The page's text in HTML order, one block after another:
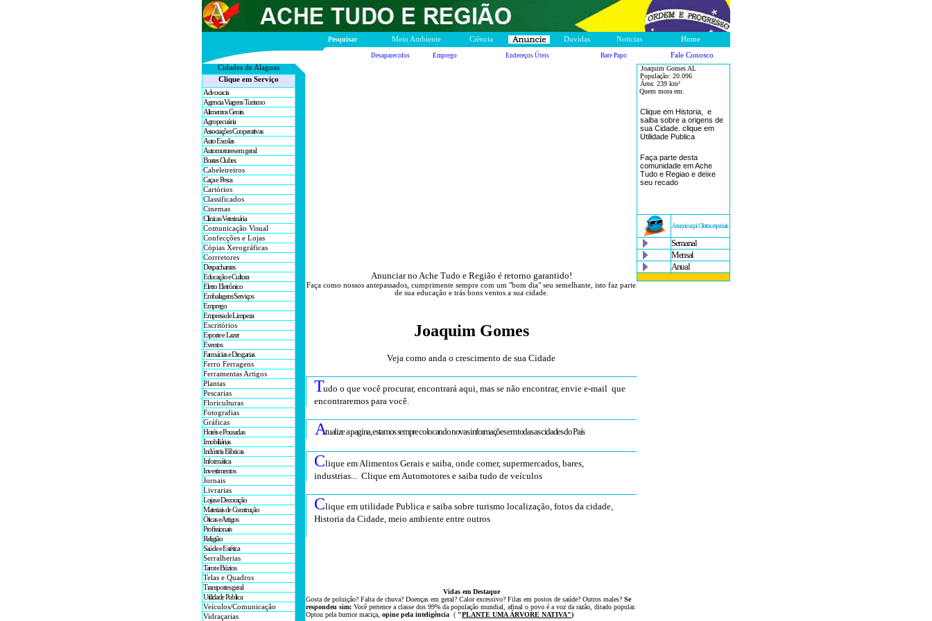
Pesquisar Meio Ambiente Ciência Duvidas Noticias Home
Desaparecidos Emprego Endereços Úteis Bate Papo
Fale Conosco
Cidades de Alagoas
Clique em Serviço
Advocacia
Agencia Viagens Turismo
Alimentos Gerais
Agropecuária
Associações Cooperativas
Auto Escolas
Automotores em geral
Boates Clubes
Cabeleireiros
Caça e Pesca
Cartórios
Classificados
Cinemas
Clínicas Veterinária
Comunicação Visual
Confecções e Lojas
Cópias Xerográficas
Corrretores
Despachantes
Educação e Cultura
Eletro Eletrônico
Embalagens Serviços
Emprego
Empresa de Limpeza
Escritórios
Esporte e Lazer
Eventos
Farmácias e Drogarias
Ferro Ferragens
Ferramentas Artigos
Plantas
Pescarias
Floriculturas
Fotografias
Gráficas
Hotéis e Pousadas
Imobiliárias
Indústria Fábricas
Informática
Investimentos
Jornais
Livrarias
Lojas e Decoração
Materiais de Construção
Óticas e Artigos
Profissionais
Religião
Saúde e Estética
Serralherias
Tarot e Búzios
Telas e Quadros
Transportes geral
Utilidade Publica
Veículos/Comunicação
Vidraçarias
Anunciar no Ache Tudo e Região é retorno garantido!
Faça como nossos antepassados, cumprimente sempre com um "bom dia" seu semelhante, isto faz parte
de sua educação e trás bons ventos a sua cidade.
Joaquim Gomes
Veja como anda o crescimento de sua Cidade
Tudo o que você procurar, encontrará aqui, mas se não encontrar, envie e-mail que
encontraremos para você.
Atualize a pagina, estamos sempre colocando novas informações em todas as cidades do País
Clique em Alimentos Gerais e saiba, onde comer, supermercados, bares,
industrias... Clique em Automotores e saiba tudo de veículos
Clique em utilidade Publica e saiba sobre turismo localização, fotos da cidade,
Historia da Cidade, meio ambiente entre outros
Vidas em Destaque
Gosta de poluição? Falta de chuva? Doenças em geral? Calor excessivo? Filas em postos de saúde? Outros males? Se
respondeu sim: Você pertence a classe dos 99% da população mundial, afinal o povo é a voz da razão, ditado popular.
Optou pela burrice maciça, opine pela inteligência ( "PLANTE UMA ÁRVORE NATIVA")
Joaquim Gomes AL
População: 20.096
Área: 239 km²
Quem mora em:
Clique em Historia, e
saiba sobre a origens de
sua Cidade. clique em
Utilidade Publica
Faça parte desta
comunidade em Ache
Tudo e Regiao e deixe
seu recado
Anuncie aqui Ofertas especiais
Semanal
Mensal
Anual